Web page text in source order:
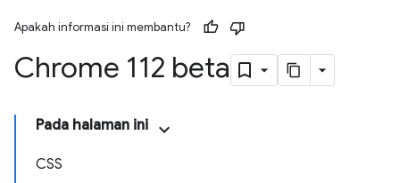
Apakah informasi ini membantu?
Chrome 112 beta
Pada halaman ini
CSS